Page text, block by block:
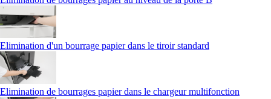
Elimination d'un bourrage papier dans le tiroir standard
Elimination de bourrages papier dans le chargeur multifonction